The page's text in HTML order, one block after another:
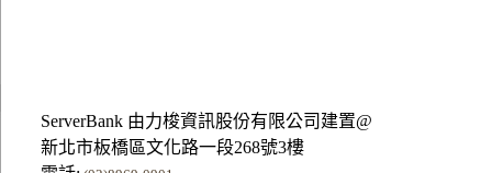
ServerBank 由力梭資訊股份有限公司建置@
新北市板橋區文化路一段268號3樓